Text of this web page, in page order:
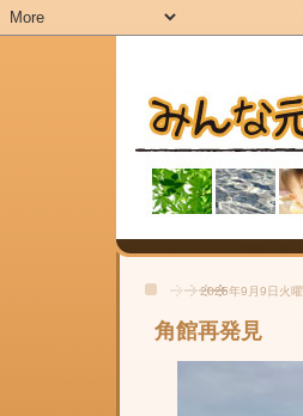
2025年9月9日火
角館再発見